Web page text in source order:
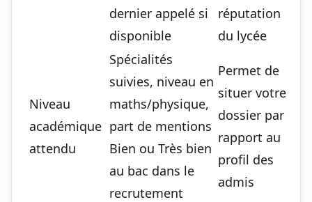
dernier appelé si
disponible
réputation
du lycée
Niveau
académique
attendu
Spécialités
suivies, niveau en
maths/physique,
part de mentions
Bien ou Très bien
au bac dans le
recrutement
Permet de
situer votre
dossier par
rapport au
profil des
admis